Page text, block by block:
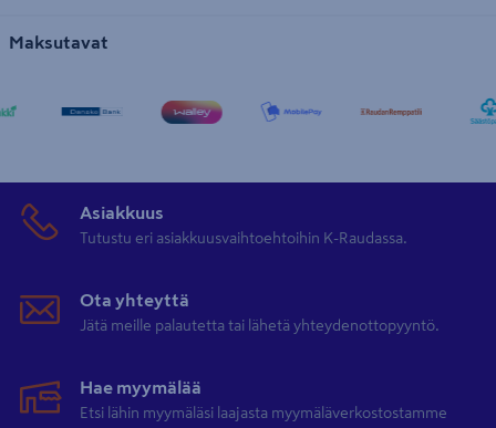
Maksutavat
Asiakkuus
Tutustu eri asiakkuusvaihtoehtoihin K-Raudassa.
Ota yhteyttä
Jätä meille palautetta tai lähetä yhteydenottopyyntö.
Hae myymälää
Etsi lähin myymäläsi laajasta myymäläverkostostamme